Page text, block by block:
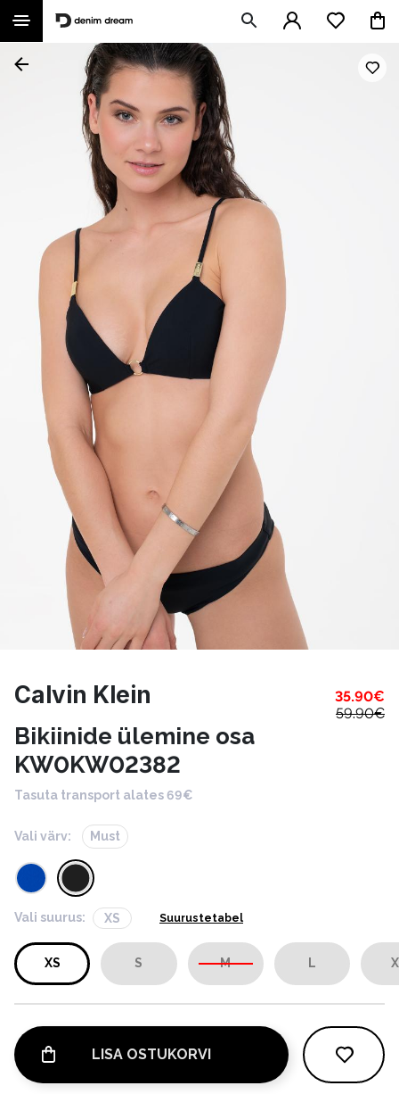
Calvin Klein 35.90€
59.90€
Bikiinide ülemine osa
KW0KW02382
Tasuta transport alates 69€
Vali värv: Must
Vali suurus: XS Suurustetabel
XS S M L
LISA OSTUKORVI